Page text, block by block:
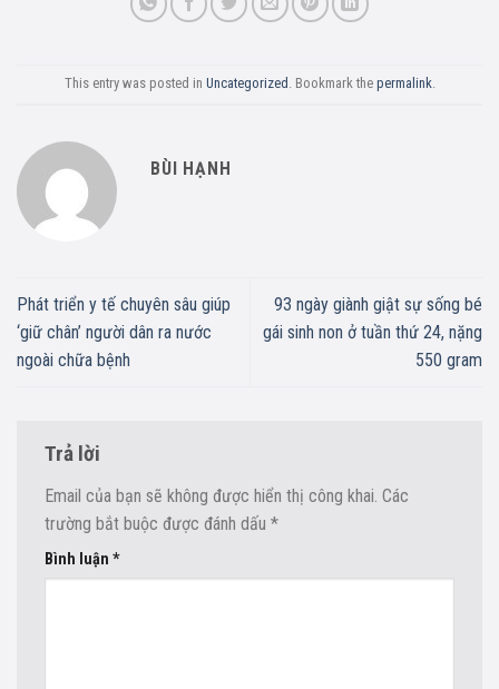
This entry was posted in Uncategorized . Bookmark the permalink
BÙI HẠNH
Phát triển y tế chuyên sâu giúp
‘giữ chân’ người dân ra nước
ngoài chữa bệnh
93 ngày giành giật sự sống bé
gái sinh non ở tuần thứ 24, nặng
550 gram
Trả lời
Email của bạn sẽ không được hiển thị công khai. Các
trường bắt buộc được đánh dấu *
Bình luận *